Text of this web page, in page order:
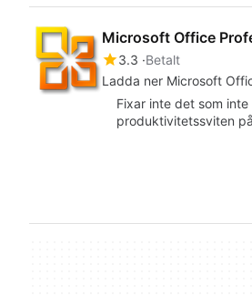
Microsoft Office
3.3 Betalt
Ladda ner Microsoft
Fixar inte det som
produktivitetssviten